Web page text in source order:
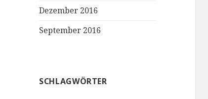
Dezember 2016
September 2016
SCHLAGWÖRTER